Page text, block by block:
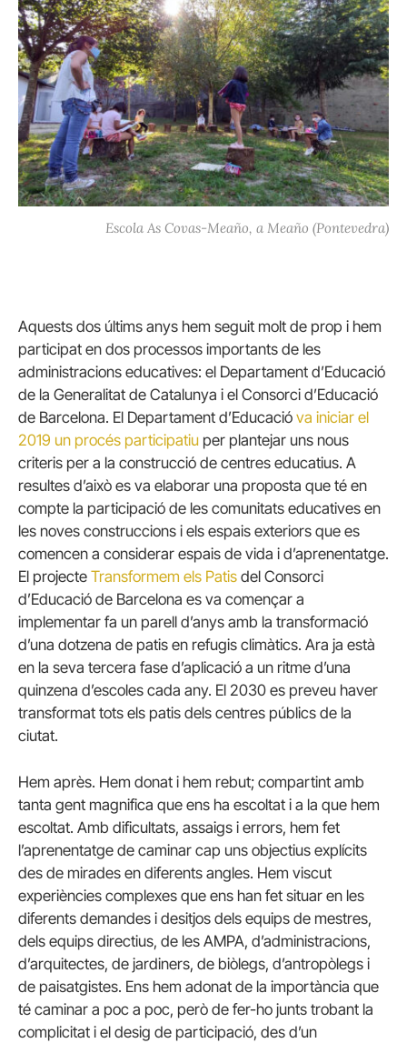
Escola As Covas-Meaño, a Meaño (Pontevedra)
Aquests dos últims anys hem seguit molt de prop i hem
participat en dos processos importants de les
administracions educatives: el Departament d’Educació
de la Generalitat de Catalunya i el Consorci d’Educació
de Barcelona. El Departament d’Educació va iniciar el
2019 un procés participatiu per plantejar uns nous
criteris per a la construcció de centres educatius. A
resultes d’això es va elaborar una proposta que té en
compte la participació de les comunitats educatives en
les noves construccions i els espais exteriors que es
comencen a considerar espais de vida i d’aprenentatge.
El projecte Transformem els Patis del Consorci
d’Educació de Barcelona es va començar a
implementar fa un parell d’anys amb la transformació
d’una dotzena de patis en refugis climàtics. Ara ja està
en la seva tercera fase d’aplicació a un ritme d’una
quinzena d’escoles cada any. El 2030 es preveu haver
transformat tots els patis dels centres públics de la
ciutat.
Hem après. Hem donat i hem rebut; compartint amb
tanta gent magnifica que ens ha escoltat i a la que hem
escoltat. Amb dificultats, assaigs i errors, hem fet
l’aprenentatge de caminar cap uns objectius explícits
des de mirades en diferents angles. Hem viscut
experiències complexes que ens han fet situar en les
diferents demandes i desitjos dels equips de mestres,
dels equips directius, de les AMPA, d’administracions,
d’arquitectes, de jardiners, de biòlegs, d’antropòlegs i
de paisatgistes. Ens hem adonat de la importància que
té caminar a poc a poc, però de fer-ho junts trobant la
complicitat i el desig de participació, des d’un